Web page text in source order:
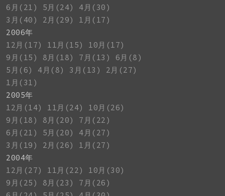
6月(21)
5月(24)
4月(30)
3月(40)
2月(29)
1月(17)
2006年
12月(17)
11月(15)
10月(17)
9月(15)
8月(18) 7月(13)
6月(8)
5月(6)
4月(8) 3月(13)
2月(27)
1月(31)
2005年
12月(14)
11月(24)
10月(26)
9月(18)
8月(20)
7月(22)
6月(21)
5月(20)
4月(27)
3月(19)
2月(26)
1月(27)
2004年
12月(27)
11月(22)
10月(30)
9月(25)
8月(23)
7月(26)